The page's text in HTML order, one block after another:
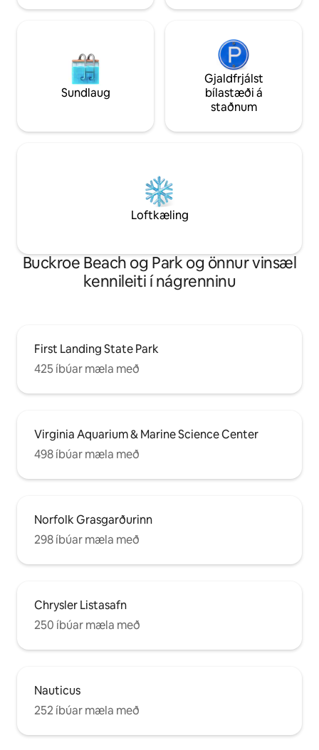
Sundlaug
Gjaldfrjálst
bílastæði á
staðnum
Loftkæling
Buckroe Beach og Park og önnur vinsæl
kennileiti í nágrenninu
First Landing State Park
425 íbúar mæla með
Virginia Aquarium & Marine Science Center
498 íbúar mæla með
Norfolk Grasgarðurinn
298 íbúar mæla með
Chrysler Listasafn
250 íbúar mæla með
Nauticus
252 íbúar mæla með